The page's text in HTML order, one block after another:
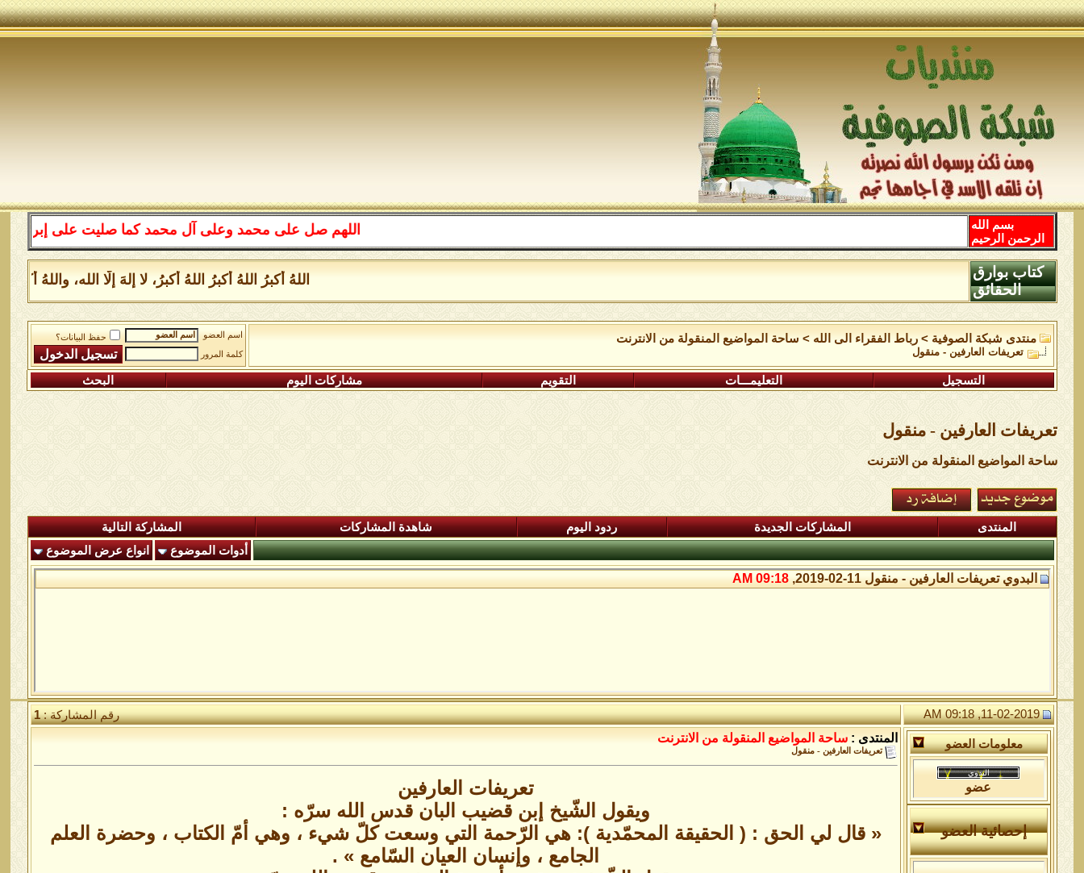
اللهم صل على محمد وعلى آل محمد كما صليت على إبراهيم وعلى آل
بسم الله
الرحمن الرحيم
اللهُ أكبرُ اللهُ أكبرُ اللهُ أكبرُ، لا إلهَ إلَّا الله، واللهُ أكبر
كتاب بوارق
الحقائق
منتدى شبكة الصوفية >رباط الفقراء الى الله > ساحة المواضيع المنقولة من الانترنت
تعريفات العارفين - منقول
اسم العضو
حفظ البيانات؟
كلمة المرور
التسجيل التعليمـــات التقويم مشاركات اليوم البحث
تعريفات العارفين - منقول
ساحة المواضيع المنقولة من الانترنت
المنتدى المشاركات الجديدة ردود اليوم شاهدة المشاركات
المشاركة التالية
أدوات الموضوع
انواع عرض الموضوع
البدوي تعريفات العارفين - منقول11-02-2019,
09:18 AM
11-02-2019, 09:18 AM رقم المشاركة :1
معلومات العضو
عضو
إحصائية العضو
المنتدى : ساحة المواضيع المنقولة من الانترنت
تعريفات العارفين - منقول
تعريفات العارفين
ويقول الشّيخ إبن قضيب البان قدس الله سرّه :
« قال لي الحق : ( الحقيقة المحمّدية ): هي الرّحمة التي وسعت كلّ شيء ، وهي أمّ الكتاب ، وحضرة العلم
الجامع ، وإنسان العيان السّامع » .